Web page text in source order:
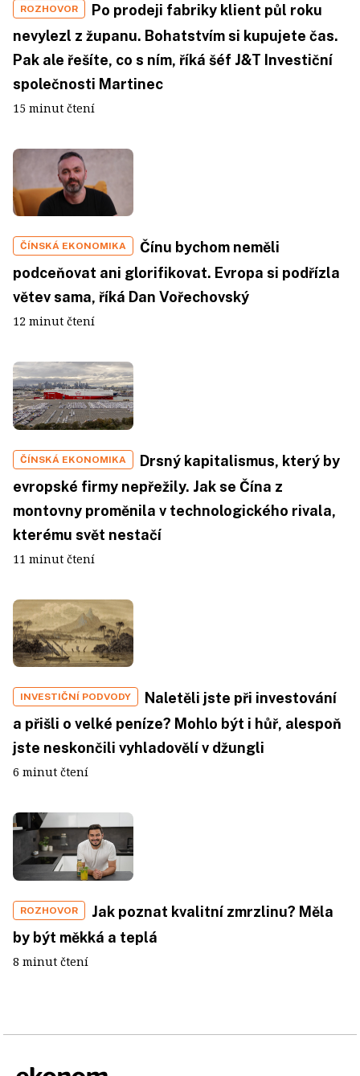
ROZHOVOR
Po prodeji fabriky klient půl roku
nevylezl z županu. Bohatstvím si kupujete čas.
Pak ale řešíte, co s ním, říká šéf J&T Investiční
společnosti Martinec
15 minut čtení
ČÍNSKÁ EKONOMIKA
Čínu bychom neměli
podceňovat ani glorifikovat. Evropa si podřízla
větev sama, říká Dan Vořechovský
12 minut čtení
ČÍNSKÁ EKONOMIKA
Drsný kapitalismus, který by
evropské firmy nepřežily. Jak se Čína z
montovny proměnila v technologického rivala,
kterému svět nestačí
11 minut čtení
INVESTIČNÍ PODVODY
Naletěli jste při investování
a přišli o velké peníze? Mohlo být i hůř, alespoň
jste neskončili vyhladovělí v džungli
6 minut čtení
ROZHOVOR
Jak poznat kvalitní zmrzlinu? Měla
by být měkká a teplá
8 minut čtení